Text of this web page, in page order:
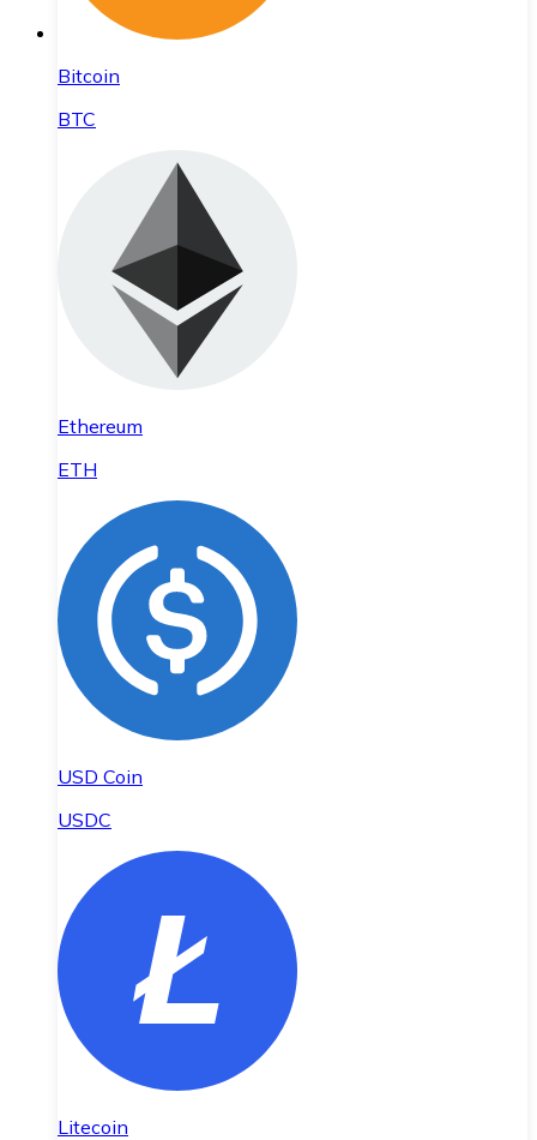
Bitcoin
BTC
Ethereum
ETH
USD Coin
USDC
Litecoin